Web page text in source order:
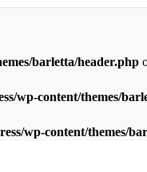
barletta/header.php
wp-content/themes/
wp-content/themes/